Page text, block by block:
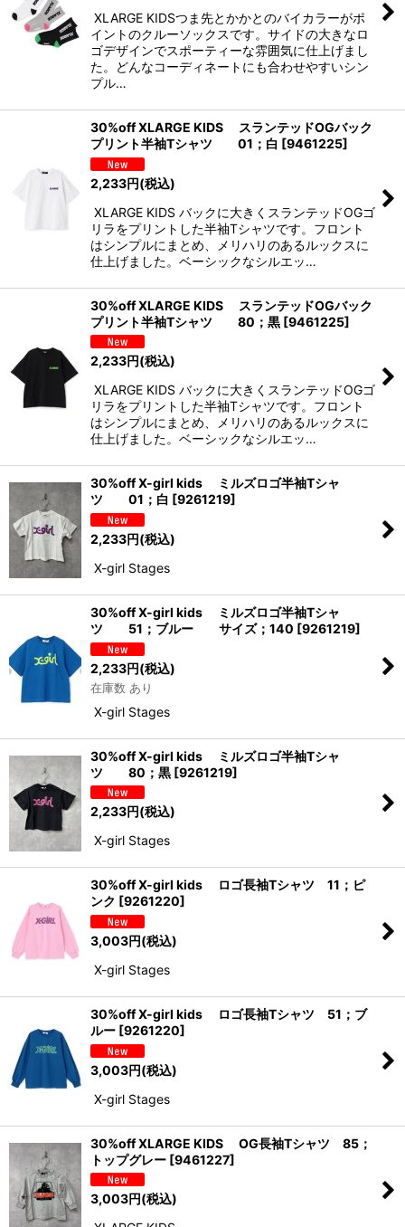
XLARGE KIDSつま先とかかとのバイカラーがポ
イントのクルーソックスです。サイドの大きなロ
ゴデザインでスポーティーな雰囲気に仕上げまし
た。どんなコーディネートにも合わせやすいシン
プル…
30%off XLARGE KIDS スランテッドOGバック
プリント半袖Tシャツ 01；白 [9461225]
2,233円(税込)
XLARGE KIDS バックに大きくスランテッドOGゴ
リラをプリントした半袖Tシャツです。フロント
はシンプルにまとめ、メリハリのあるルックスに
仕上げました。ベーシックなシルエッ…
30%off XLARGE KIDS スランテッドOGバック
プリント半袖Tシャツ 80；黒 [9461225]
2,233円(税込)
XLARGE KIDS バックに大きくスランテッドOGゴ
リラをプリントした半袖Tシャツです。フロント
はシンプルにまとめ、メリハリのあるルックスに
仕上げました。ベーシックなシルエッ…
30%off X-girl kids ミルズロゴ半袖Tシャ
ツ 01；白 [9261219]
2,233円(税込)
X-girl Stages
30%off X-girl kids ミルズロゴ半袖Tシャ
ツ 51；ブルー サイズ；140 [9261219]
2,233円(税込)
在庫数 あり
X-girl Stages
30%off X-girl kids ミルズロゴ半袖Tシャ
ツ 80；黒 [9261219]
2,233円(税込)
X-girl Stages
30%off X-girl kids ロゴ長袖Tシャツ 11；ピ
ンク [9261220]
3,003円(税込)
X-girl Stages
30%off X-girl kids ロゴ長袖Tシャツ 51；ブ
ルー [9261220]
3,003円(税込)
X-girl Stages
30%off XLARGE KIDS OG長袖Tシャツ 85；
トップグレー [9461227]
3,003円(税込)